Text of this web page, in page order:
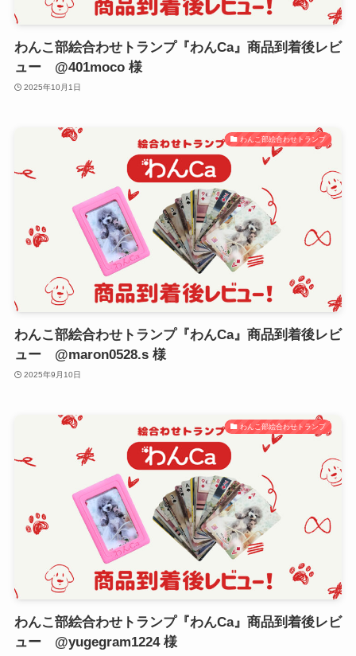
わんこ部絵合わせトランプ『わんCa』商品到着後レビ
ュー @401moco 様
2025年10月1日
わんこ部絵合わせトランプ
わんこ部絵合わせトランプ『わんCa』商品到着後レビ
ュー @maron0528.s 様
2025年9月10日
わんこ部絵合わせトランプ
わんこ部絵合わせトランプ『わんCa』商品到着後レビ
ュー @yugegram1224 様